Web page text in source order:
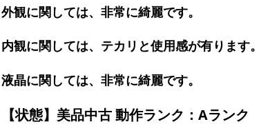
外観に関しては、非常に綺麗です。
内観に関しては、テカリと使用感が有ります。
液晶に関しては、非常に綺麗です。
【状態】美品中古 動作ランク：Aランク